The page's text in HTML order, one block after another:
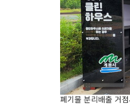
폐기물 분리배출 거